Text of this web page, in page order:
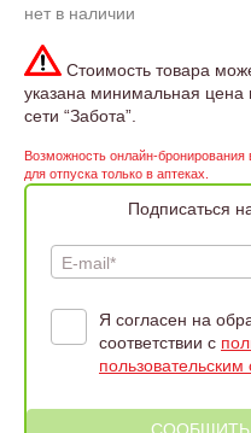
нет в наличии
Стоимость товара
указана минимальная цена
сети “Забота”.
Возможность онлайн-бронирования
для отпуска только в аптеках.
Подписаться
E-mail*
Я согласен на
соответствии с